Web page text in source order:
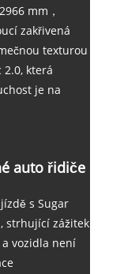
mm，
zakřivená
texturou
která
je na
auto řidiče
s Sugar
strhující zážitek
vozidla není